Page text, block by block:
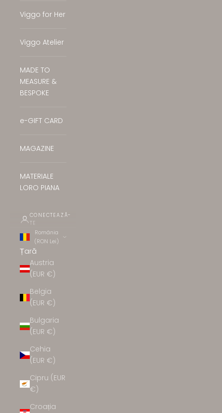
Viggo for Her
Viggo Atelier
MADE TO
MEASURE &
BESPOKE
e-GIFT CARD
MAGAZINE
MATERIALE
LORO PIANA
CONECTEAZĂ-
TE
România
(RON Lei)
Țară
Austria
(EUR €)
Belgia
(EUR €)
Bulgaria
(EUR €)
Cehia
(EUR €)
Cipru (EUR
€)
Croația